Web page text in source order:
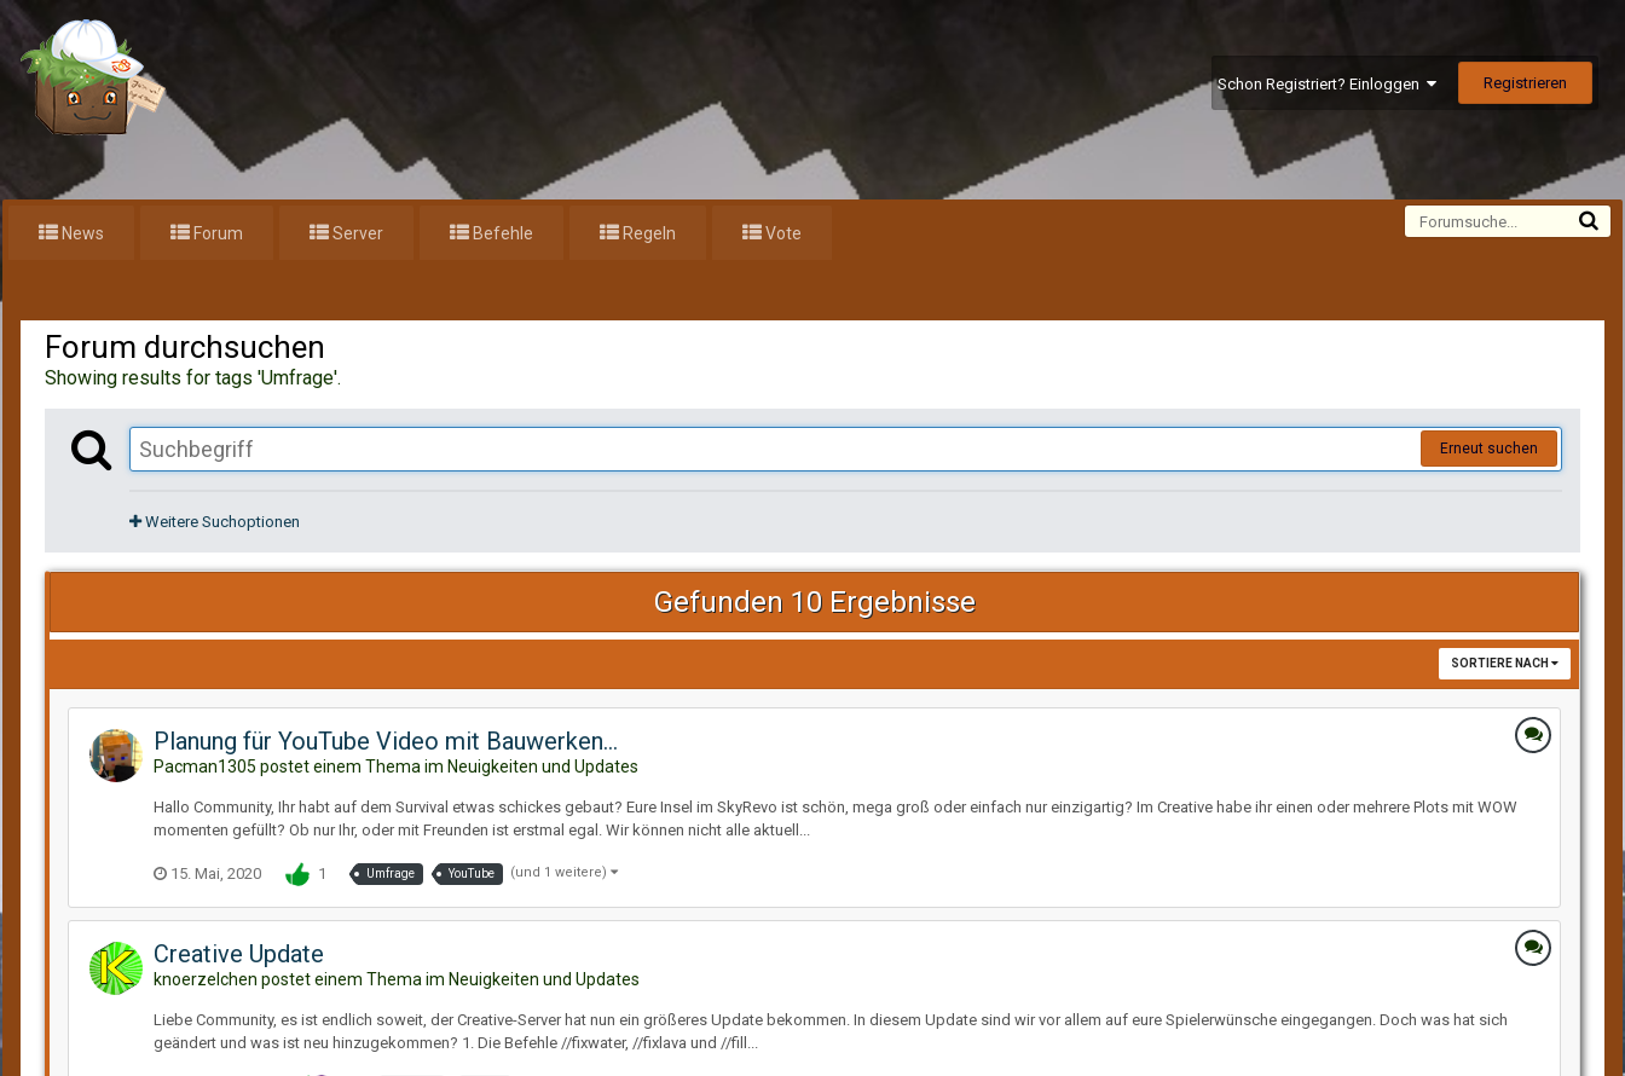
Schon Registriert? Einloggen Registrieren
News Forum Server Befehle Regeln Vote
Forum durchsuchen
Showing results for tags 'Umfrage'.
Erneut suchen
Weitere Suchoptionen
Gefunden 10 Ergebnisse
SORTIERE NACH
Planung für YouTube Video mit Bauwerken...
Pacman1305 postet einem Thema im Neuigkeiten und Updates
Hallo Community, Ihr habt auf dem Survival etwas schickes gebaut? Eure Insel im SkyRevo ist schön, mega groß oder einfach nur einzigartig? Im Creative habe ihr einen oder mehrere Plots mit WOW
momenten gefüllt? Ob nur Ihr, oder mit Freunden ist erstmal egal. Wir können nicht alle aktuell...
15. Mai, 2020 1 Umfrage YouTube (und 1 weitere)
Creative Update
knoerzelchen postet einem Thema im Neuigkeiten und Updates
Liebe Community, es ist endlich soweit, der Creative-Server hat nun ein größeres Update bekommen. In diesem Update sind wir vor allem auf eure Spielerwünsche eingegangen. Doch was hat sich
geändert und was ist neu hinzugekommen? 1. Die Befehle //fixwater, //fixlava und //fill...